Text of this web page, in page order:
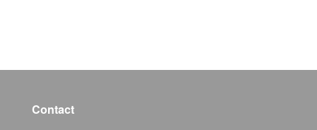
Contact